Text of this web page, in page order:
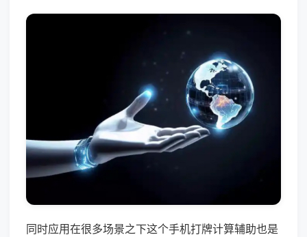
同时应用在很多场景之下这个手机打牌计算辅助也是